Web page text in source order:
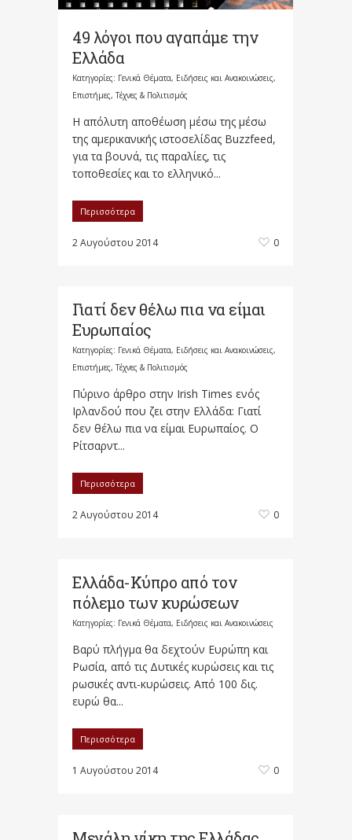
49 λόγοι που αγαπάμε την
Ελλάδα
Κατηγορίες: Γενικά Θέματα, Ειδήσεις και Ανακοινώσεις,
Επιστήμες, Τέχνες & Πολιτισμός
Η απόλυτη αποθέωση μέσω της μέσω
της αμερικανικής ιστοσελίδας Buzzfeed,
για τα βουνά, τις παραλίες, τις
τοποθεσίες και το ελληνικό...
Περισσότερα
2 Αυγούστου 2014 0
​Γιατί δεν θέλω πια να είμαι
Ευρωπαίος
Κατηγορίες: Γενικά Θέματα, Ειδήσεις και Ανακοινώσεις,
Επιστήμες, Τέχνες & Πολιτισμός
Πύρινο άρθρο στην Irish Times ενός
Ιρλανδού που ζει στην Ελλάδα: Γιατί
δεν θέλω πια να είμαι Ευρωπαίος. O
Ρίτσαρντ...
Περισσότερα
2 Αυγούστου 2014 0
Ελλάδα-Κύπρο από τον
πόλεμο των κυρώσεων
Κατηγορίες: Γενικά Θέματα, Ειδήσεις και Ανακοινώσεις
Βαρύ πλήγμα θα δεχτούν Ευρώπη και
Ρωσία, από τις Δυτικές κυρώσεις και τις
ρωσικές αντι-κυρώσεις. Από 100 δις.
ευρώ θα...
Περισσότερα
1 Αυγούστου 2014 0